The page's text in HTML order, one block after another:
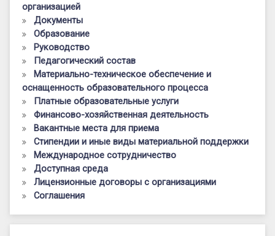
организацией
Документы
Образование
Руководство
Педагогический состав
Материально-техническое обеспечение и
оснащенность образовательного процесса
Платные образовательные услуги
Финансово-хозяйственная деятельность
Вакантные места для приема
Стипендии и иные виды материальной поддержки
Международное сотрудничество
Доступная среда
Лицензионные договоры с организациями
Соглашения